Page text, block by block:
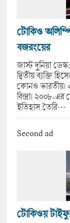
টোকিও
বজরংয়ের
জাস্ট দুনিয়া
দ্বিতীয় ব্যক্তি
কোনও ভারতীয়।
বিন্দ্রা। ২০০৮-
ইতিহাস তৈরি…
Second ad
টোকিওয়